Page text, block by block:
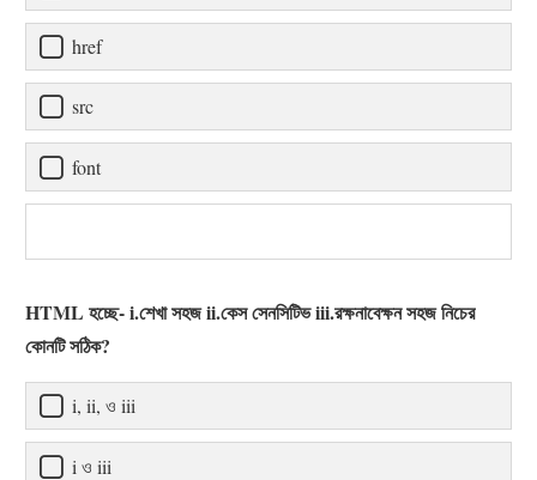
href
src
font
HTML হচ্ছে- i.শেখা সহজ ii.কেস সেনসিটিভ iii.রক্ষনাবেক্ষন সহজ নিচের
কোনটি সঠিক?
i, ii, ও iii
i ও iii